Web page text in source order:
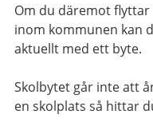
Om du däremot
inom kommunen kan
aktuellt med ett byte.
Skolbytet går inte att
en skolplats så hittar